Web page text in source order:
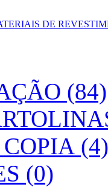
DE
(84)
(4)
(0)